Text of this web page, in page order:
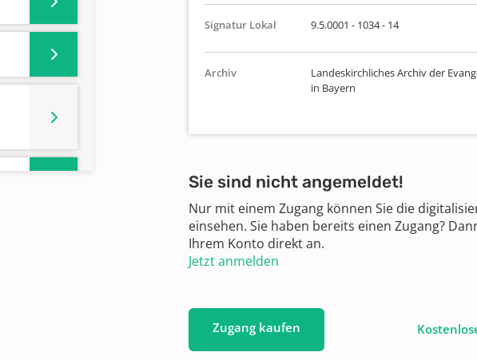
Signatur Lokal 9.5.0001 - 1034 - 14
Archiv
Landeskirchliches Archiv der
in Bayern
Sie sind nicht angemeldet!
Nur mit einem Zugang können Sie die
einsehen. Sie haben bereits einen Zugang?
Ihrem Konto direkt an.
Jetzt anmelden
Zugang kaufen